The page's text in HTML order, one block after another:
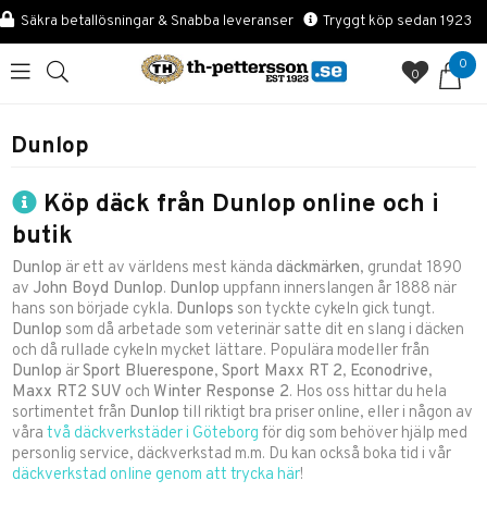
Säkra betallösningar & Snabba leveranser Tryggt köp sedan 1923
0
0
Dunlop
Köp däck från Dunlop online och i
butik
Dunlop är ett av världens mest kända däckmärken, grundat 1890
av John Boyd Dunlop. Dunlop uppfann innerslangen år 1888 när
hans son började cykla. Dunlops son tyckte cykeln gick tungt.
Dunlop som då arbetade som veterinär satte dit en slang i däcken
och då rullade cykeln mycket lättare. Populära modeller från
Dunlop ärSport Bluerespone, Sport Maxx RT 2, Econodrive,
Maxx RT2 SUV och Winter Response 2. Hos oss hittar du hela
sortimentet från Dunlop till riktigt bra priser online, eller i någon av
våra två däckverkstäder i Göteborg för dig som behöver hjälp med
personlig service, däckverkstad m.m. Du kan också boka tid i vår
däckverkstad online genom att trycka här!